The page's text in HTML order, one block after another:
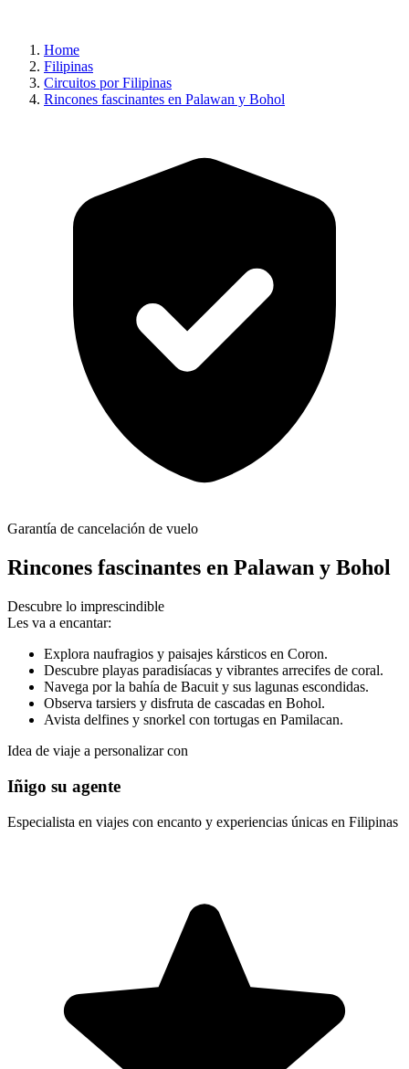
Home
Filipinas
Circuitos por Filipinas
Rincones fascinantes en Palawan y Bohol
Garantía de cancelación de vuelo
Rincones fascinantes en Palawan y Bohol
Descubre lo imprescindible
Les va a encantar:
Explora naufragios y paisajes kársticos en Coron.
Descubre playas paradisíacas y vibrantes arrecifes de coral.
Navega por la bahía de Bacuit y sus lagunas escondidas.
Observa tarsiers y disfruta de cascadas en Bohol.
Avista delfines y snorkel con tortugas en Pamilacan.
Idea de viaje a personalizar con
Iñigo su agente
Especialista en viajes con encanto y experiencias únicas en Filipinas